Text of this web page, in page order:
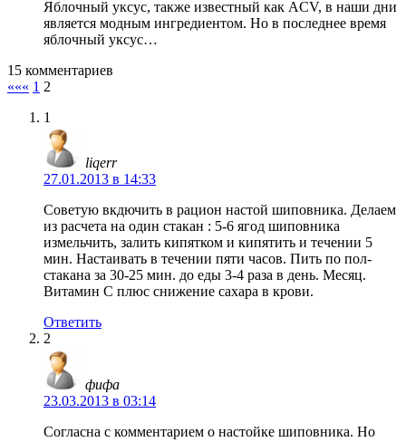
Яблочный уксус, также известный как ACV, в наши дни
является модным ингредиентом. Но в последнее время
яблочный уксус…
15 комментариев
««« 1 2
1
liqerr
27.01.2013 в 14:33
Советую вкдючить в рацион настой шиповника. Делаем
из расчета на один стакан : 5-6 ягод шиповника
измельчить, залить кипятком и кипятить и течении 5
мин. Настаивать в течении пяти часов. Пить по пол-
стакана за 30-25 мин. до еды 3-4 раза в день. Месяц.
Витамин С плюс снижение сахара в крови.
Ответить
2
фифа
23.03.2013 в 03:14
Согласна с комментарием о настойке шиповника. Но